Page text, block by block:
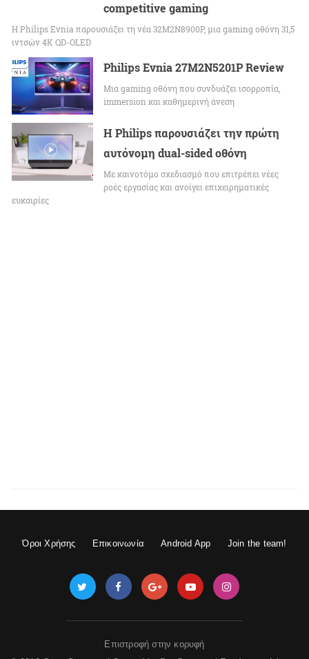
competitive gaming
Η Philips Evnia παρουσιάζει τη νέα 32M2N8900P, μια gaming οθόνη 31,5
ιντσών 4K QD-OLED
Philips Evnia 27M2N5201P Review
Μια gaming οθόνη που συνδυάζει ισορροπία,
immersion και καθημερινή άνεση
Η Philips παρουσιάζει την πρώτη
αυτόνομη dual-sided οθόνη
Με καινοτόμο σχεδιασμό που επιτρέπει νέες
ροές εργασίας και ανοίγει επιχειρηματικές
ευκαιρίες
Όροι Χρήσης Επικοινωνία Android App Join the team!
Επιστροφή στην κορυφή